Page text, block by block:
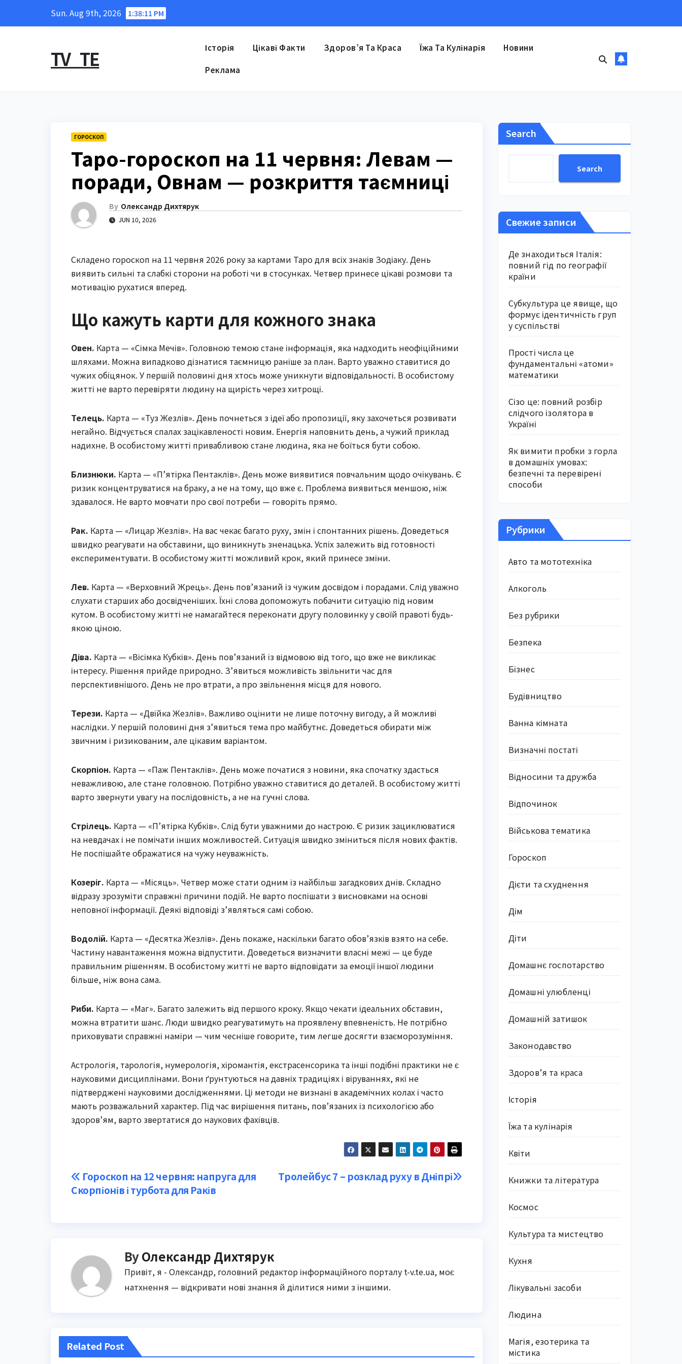
Sun. Aug 9th, 2026 1:38:12 PM
TV_TE Історія Цікаві Факти Здоров’я Та Краса Їжа Та Кулінарія Новини
Реклама
ГОРОСКОП
Таро-гороскоп на 11 червня: Левам —
поради, Овнам — розкриття таємниці
By Олександр Дихтярук
JUN 10, 2026
Складено гороскоп на 11 червня 2026 року за картами Таро для всіх знаків Зодіаку. День
виявить сильні та слабкі сторони на роботі чи в стосунках. Четвер принесе цікаві розмови та
мотивацію рухатися вперед.
Що кажуть карти для кожного знака
Овен. Карта — «Сімка Мечів». Головною темою стане інформація, яка надходить неофіційними
шляхами. Можна випадково дізнатися таємницю раніше за план. Варто уважно ставитися до
чужих обіцянок. У першій половині дня хтось може уникнути відповідальності. В особистому
житті не варто перевіряти людину на щирість через хитрощі.
Телець. Карта — «Туз Жезлів». День почнеться з ідеї або пропозиції, яку захочеться розвивати
негайно. Відчується спалах зацікавленості новим. Енергія наповнить день, а чужий приклад
надихне. В особистому житті привабливою стане людина, яка не боїться бути собою.
Близнюки. Карта — «П’ятірка Пентаклів». День може виявитися повчальним щодо очікувань. Є
ризик концентруватися на браку, а не на тому, що вже є. Проблема виявиться меншою, ніж
здавалося. Не варто мовчати про свої потреби — говоріть прямо.
Рак. Карта — «Лицар Жезлів». На вас чекає багато руху, змін і спонтанних рішень. Доведеться
швидко реагувати на обставини, що виникнуть зненацька. Успіх залежить від готовності
експериментувати. В особистому житті можливий крок, який принесе зміни.
Лев. Карта — «Верховний Жрець». День пов’язаний із чужим досвідом і порадами. Слід уважно
слухати старших або досвідченіших. Їхні слова допоможуть побачити ситуацію під новим
кутом. В особистому житті не намагайтеся переконати другу половинку у своїй правоті будь-
якою ціною.
Діва. Карта — «Вісімка Кубків». День пов’язаний із відмовою від того, що вже не викликає
інтересу. Рішення прийде природно. З’явиться можливість звільнити час для
перспективнішого. День не про втрати, а про звільнення місця для нового.
Терези. Карта — «Двійка Жезлів». Важливо оцінити не лише поточну вигоду, а й можливі
наслідки. У першій половині дня з’явиться тема про майбутнє. Доведеться обирати між
звичним і ризикованим, але цікавим варіантом.
Скорпіон. Карта — «Паж Пентаклів». День може початися з новини, яка спочатку здасться
неважливою, але стане головною. Потрібно уважно ставитися до деталей. В особистому житті
варто звернути увагу на послідовність, а не на гучні слова.
Стрілець. Карта — «П’ятірка Кубків». Слід бути уважними до настрою. Є ризик зациклюватися
на невдачах і не помічати інших можливостей. Ситуація швидко зміниться після нових фактів.
Не поспішайте ображатися на чужу неуважність.
Козеріг. Карта — «Місяць». Четвер може стати одним із найбільш загадкових днів. Складно
відразу зрозуміти справжні причини подій. Не варто поспішати з висновками на основі
неповної інформації. Деякі відповіді з’являться самі собою.
Водолій. Карта — «Десятка Жезлів». День покаже, наскільки багато обов’язків взято на себе.
Частину навантаження можна відпустити. Доведеться визначити власні межі — це буде
правильним рішенням. В особистому житті не варто відповідати за емоції іншої людини
більше, ніж вона сама.
Риби. Карта — «Маг». Багато залежить від першого кроку. Якщо чекати ідеальних обставин,
можна втратити шанс. Люди швидко реагуватимуть на проявлену впевненість. Не потрібно
приховувати справжні наміри — чим чесніше говорите, тим легше досягти взаєморозуміння.
Астрологія, тарологія, нумерологія, хіромантія, екстрасенсорика та інші подібні практики не є
науковими дисциплінами. Вони ґрунтуються на давніх традиціях і віруваннях, які не
підтверджені науковими дослідженнями. Ці методи не визнані в академічних колах і часто
мають розважальний характер. Під час вирішення питань, пов’язаних із психологією або
здоров’ям, варто звертатися до наукових фахівців.
Post
navigation
Тролейбус 7 – розклад руху в Дніпрі
Гороскоп на 12 червня: напруга для
Скорпіонів і турбота для Раків
ByОлександр Дихтярук
Привіт, я - Олександр, головний редактор інформаційного порталу t-v.te.ua, моє
натхнення — відкривати нові знання й ділитися ними з іншими.
Related Post
Search
Search
Свежие записи
Де знаходиться Італія:
повний гід по географії
країни
Субкультура це явище, що
формує ідентичність груп
у суспільстві
Прості числа це
фундаментальні «атоми»
математики
Сізо це: повний розбір
слідчого ізолятора в
Україні
Як вимити пробки з горла
в домашніх умовах:
безпечні та перевірені
способи
Рубрики
Авто та мототехніка
Алкоголь
Без рубрики
Безпека
Бізнес
Будівництво
Ванна кімната
Визначні постаті
Відносини та дружба
Відпочинок
Військова тематика
Гороскоп
Дієти та схуднення
Дім
Діти
Домашнє госпотарство
Домашні улюбленці
Домашній затишок
Законодавство
Здоров’я та краса
Історія
Їжа та кулінарія
Квіти
Книжки та література
Космос
Культура та мистецтво
Кухня
Лікувальні засоби
Людина
Магія, езотерика та
містика